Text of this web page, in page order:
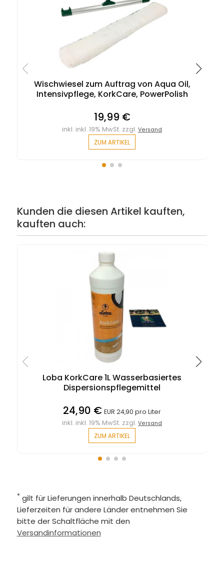
Wischwiesel zum Auftrag von Aqua Oil,
Intensivpflege, KorkCare, PowerPolish
19,99 €
inkl. inkl. 19% MwSt. zzgl.Versand
ZUM ARTIKEL
Kunden die diesen Artikel kauften,
kauften auch:
Loba KorkCare 1L Wasserbasiertes
Dispersionspflegemittel
24,90 € EUR 24,90 pro Liter
inkl. inkl. 19% MwSt. zzgl.Versand
ZUM ARTIKEL
* gilt für Lieferungen innerhalb Deutschlands,
Lieferzeiten für andere Länder entnehmen Sie
bitte der Schaltfläche mit den
Versandinformationen